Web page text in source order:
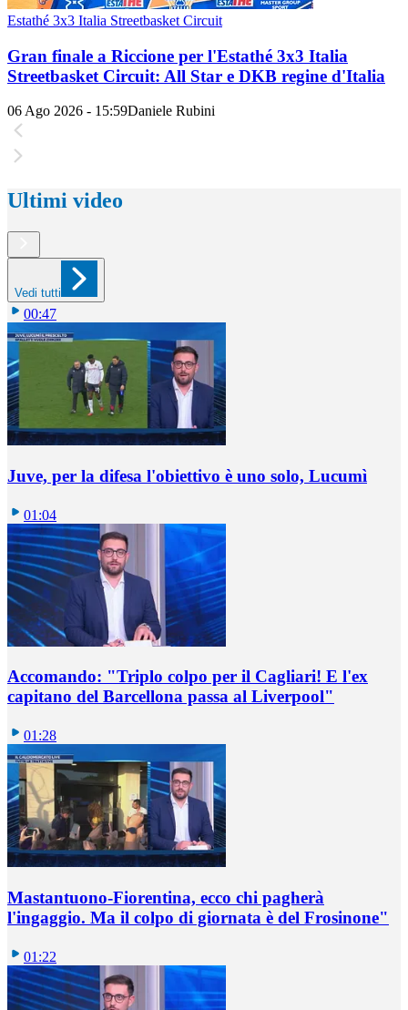
Estathé 3x3 Italia Streetbasket Circuit
Gran finale a Riccione per l'Estathé 3x3 Italia
Streetbasket Circuit: All Star e DKB regine d'Italia
06 Ago 2026 - 15:59Daniele Rubini
Ultimi video
Vedi tutti
00:47
Juve, per la difesa l'obiettivo è uno solo, Lucumì
01:04
Accomando: "Triplo colpo per il Cagliari! E l'ex
capitano del Barcellona passa al Liverpool"
01:28
Mastantuono-Fiorentina, ecco chi pagherà
l'ingaggio. Ma il colpo di giornata è del Frosinone"
01:22